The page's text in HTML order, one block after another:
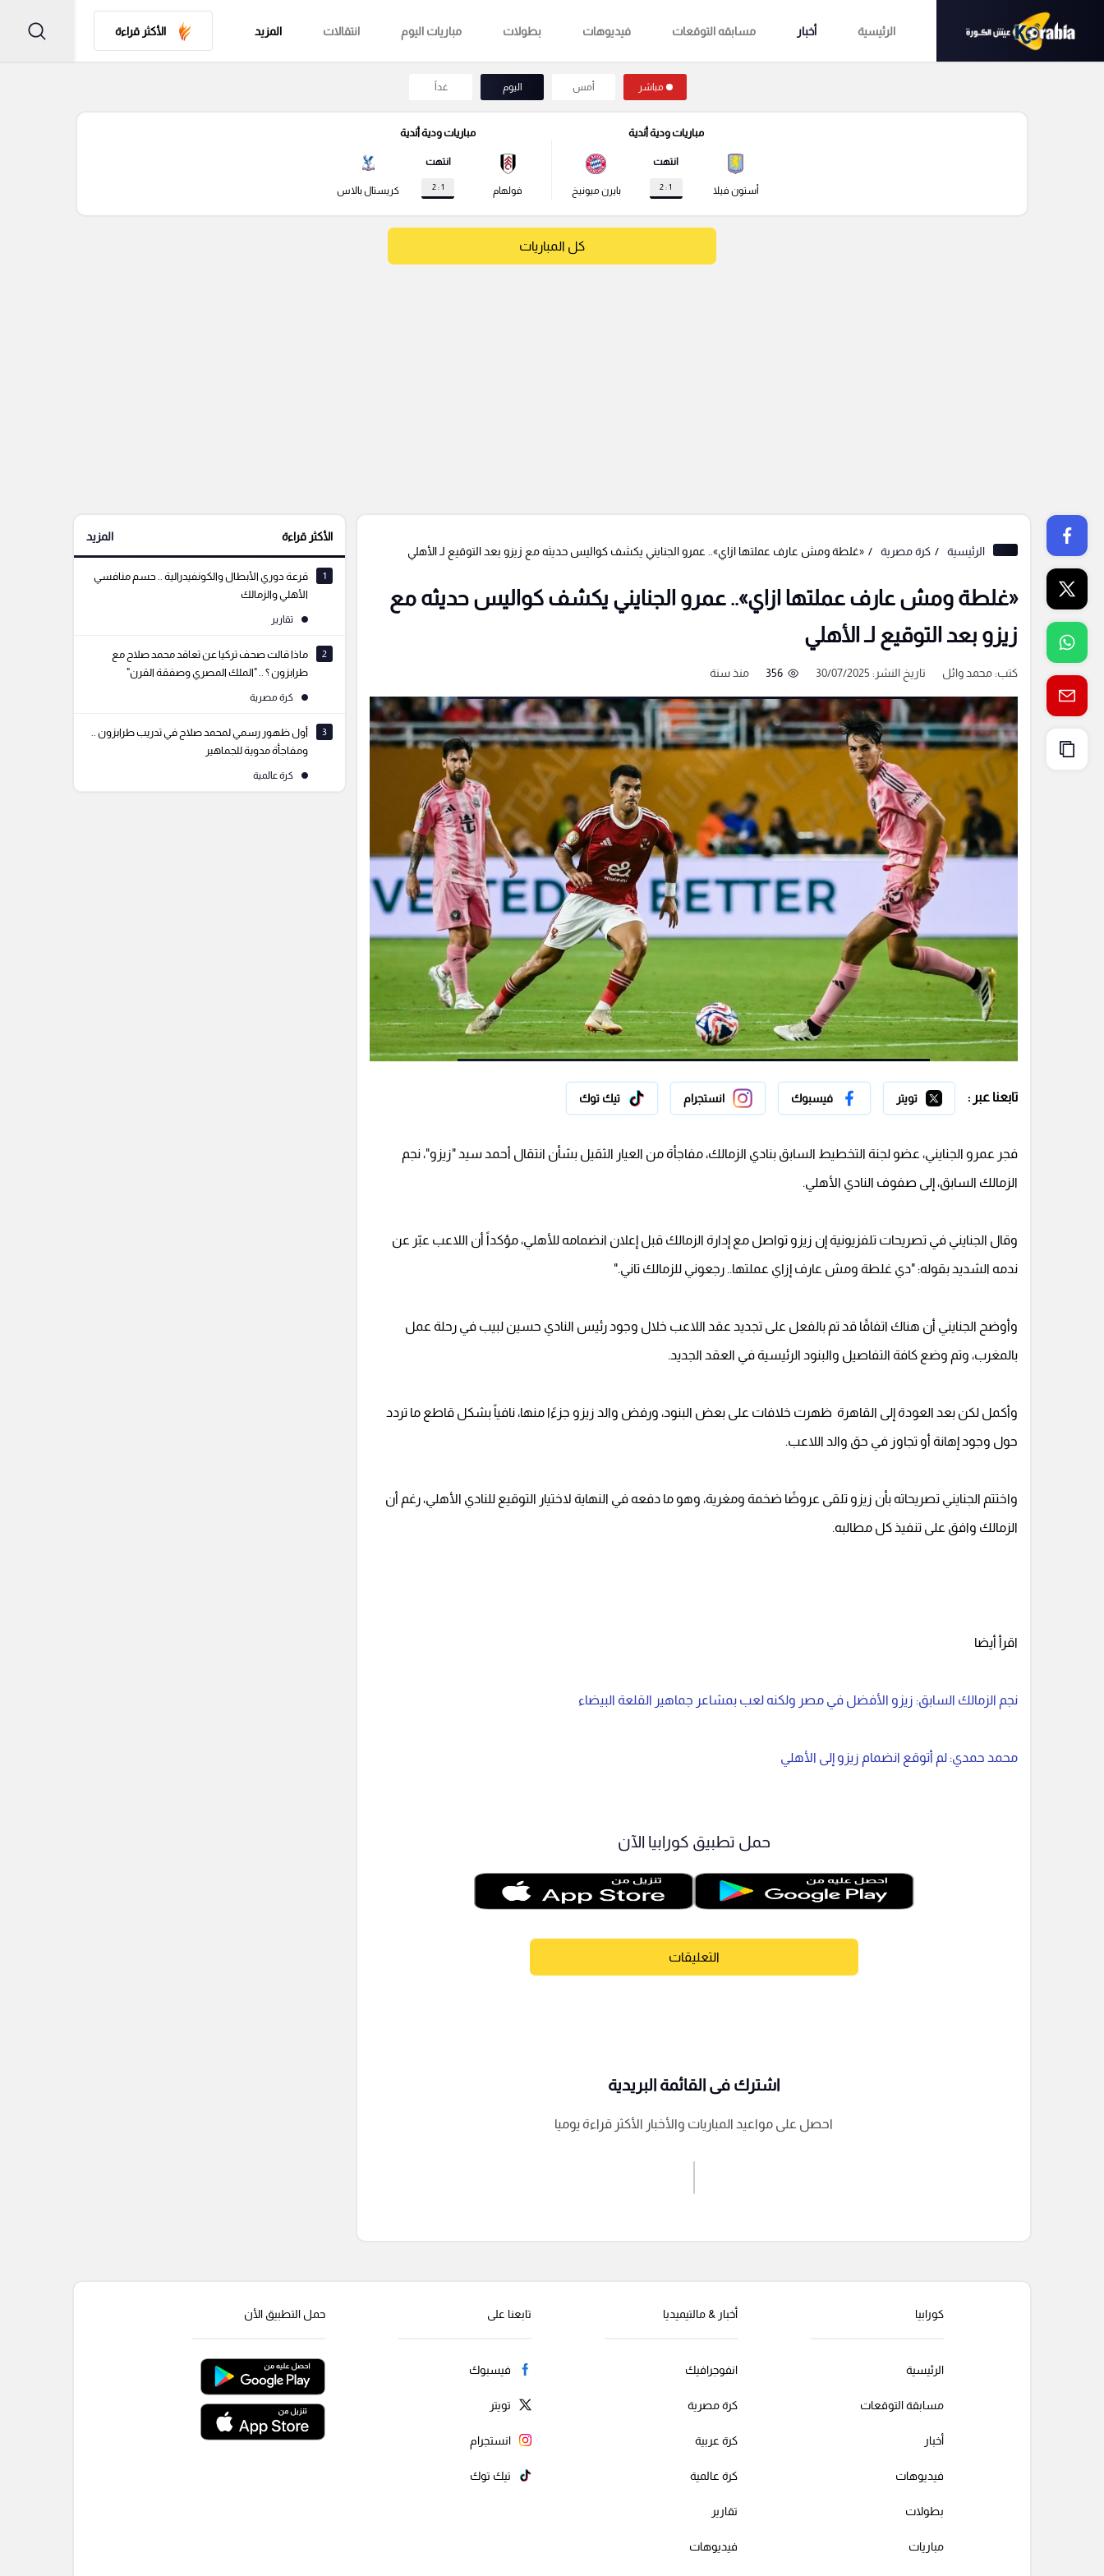
الرئيسية أخبار مسابقه التوقعات فيديوهات بطولات مباريات اليوم انتقالات المزيد الأكثر قراءة
مباشر أمس اليوم غداً
مباريات ودية أندية
أستون فيلا
انتهت
1 : 2 بايرن ميونيخ
مباريات ودية أندية
فولهام
انتهت
1 : 2 كريستال بالاس
كل المباريات
الرئيسية كرة مصرية «غلطة ومش عارف عملتها ازاي».. عمرو الجنايني يكشف كواليس حديثه مع زيزو بعد التوقيع لـ الأهلي
«غلطة ومش عارف عملتها ازاي».. عمرو الجنايني يكشف كواليس حديثه مع
زيزو بعد التوقيع لـ الأهلي
كتب:محمد وائل تاريخ النشر: 30/07/2025 356 منذ سنة
تابعنا عبر : تويتر فيسبوك انستجرام تيك توك
فجر عمرو الجنايني، عضو لجنة التخطيط السابق بنادي الزمالك، مفاجأة من العيار الثقيل بشأن انتقال أحمد سيد "زيزو"، نجم
الزمالك السابق، إلى صفوف النادي الأهلي.
وقال الجنايني في تصريحات تلفزيونية إن زيزو تواصل مع إدارة الزمالك قبل إعلان انضمامه للأهلي، مؤكداً أن اللاعب عبّر عن
ندمه الشديد بقوله: "دي غلطة ومش عارف إزاي عملتها.. رجعوني للزمالك تاني."
وأوضح الجنايني أن هناك اتفاقًا قد تم بالفعل على تجديد عقد اللاعب خلال وجود رئيس النادي حسين لبيب في رحلة عمل
بالمغرب، وتم وضع كافة التفاصيل والبنود الرئيسية في العقد الجديد.
وأكمل لكن بعد العودة إلى القاهرة ظهرت خلافات على بعض البنود، ورفض والد زيزو جزءًا منها، نافياً بشكل قاطع ما تردد
حول وجود إهانة أو تجاوز في حق والد اللاعب.
واختتم الجنايني تصريحاته بأن زيزو تلقى عروضًا ضخمة ومغرية، وهو ما دفعه في النهاية لاختيار التوقيع للنادي الأهلي، رغم أن
الزمالك وافق على تنفيذ كل مطالبه.
اقرأ أيضا
نجم الزمالك السابق: زيزو الأفضل في مصر ولكنه لعب بمشاعر جماهير القلعة البيضاء
محمد حمدي: لم أتوقع انضمام زيزو إلى الأهلي
حمل تطبيق كورابيا الآن
التعليقات
إرسال تعليق
اشترك فى القائمة البريدية
احصل على مواعيد المباريات والأخبار الأكثر قراءة يوميا
الأكثر قراءة المزيد
1
قرعة دوري الأبطال والكونفيدرالية .. حسم منافسي
الأهلي والزمالك
تقارير
2
ماذا قالت صحف تركيا عن تعاقد محمد صلاح مع
طرابزون ؟ .. "الملك المصري وصفقة القرن"
كرة مصرية
3
أول ظهور رسمي لمحمد صلاح في تدريب طرابزون ..
ومفاجأة مدوية للجماهير
كرة عالمية
كورابيا
الرئيسية
مسابقة التوقعات
أخبار
فيديوهات
بطولات
مباريات
أخبار & مالتيميديا
انفوجرافيك
كرة مصرية
كرة عربية
كرة عالمية
تقارير
فيديوهات
تابعنا على
فيسبوك
تويتر
انستجرام
تيك توك
حمل التطبيق الأن